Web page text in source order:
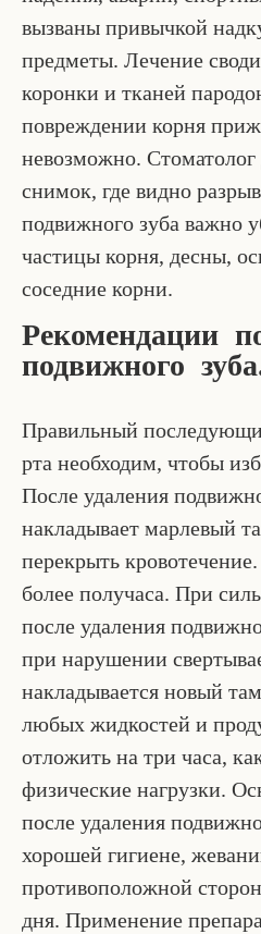
вызваны привычкой
предметы. Лечение
коронки и тканей
повреждении корня
невозможно. Стоматолог
снимок, где видно
подвижного зуба важно
частицы корня, десны,
соседние корни.
Рекомендации
подвижного
Правильный
рта необходим, чтобы
После удаления
накладывает марлевый
перекрыть
более получаса. При
после удаления
при нарушении
накладывается новый
любых жидкостей и
отложить на три часа,
физические нагрузки.
после удаления
хорошей гигиене,
противоположной
дня. Применение